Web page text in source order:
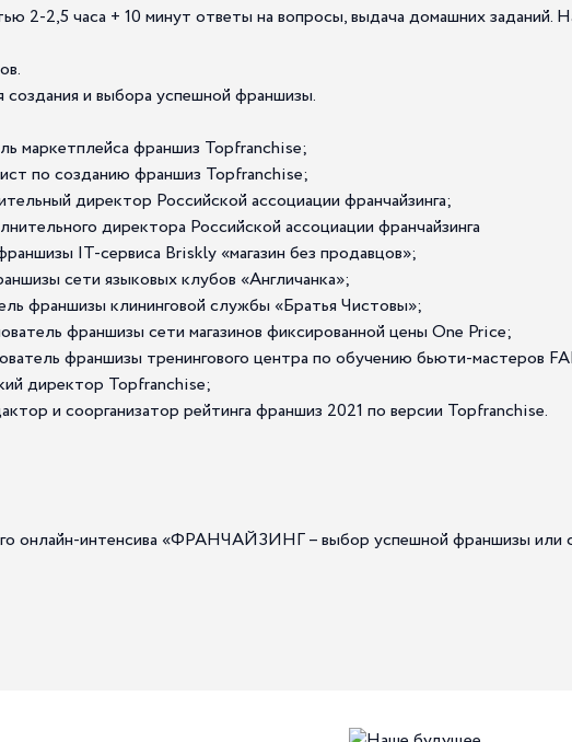
2-2,5 часа + 10 минут ответы на вопросы, выдача домашних заданий.
и выбора успешной франшизы.
маркетплейса франшиз Topfranchise;
по созданию франшиз Topfranchise;
директор Российской ассоциации франчайзинга;
директора Российской ассоциации франчайзинга
IT-сервиса Briskly «магазин без продавцов»;
сети языковых клубов «Англичанка»;
франшизы клининговой службы «Братья Чистовы»;
франшизы сети магазинов фиксированной цены One Price;
франшизы тренингового центра по обучению бьюти-мастеров
директор Topfranchise;
и соорганизатор рейтинга франшиз 2021 по версии Topfranchise.
онлайн-интенсива «ФРАНЧАЙЗИНГ – выбор успешной франшизы или